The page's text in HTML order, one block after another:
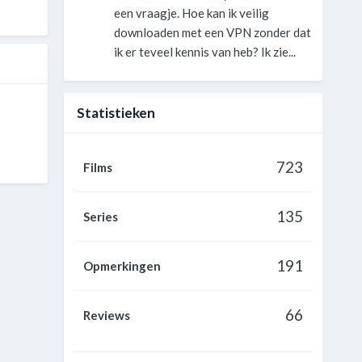
een vraagje. Hoe kan ik veilig
downloaden met een VPN zonder dat
ik er teveel kennis van heb? Ik zie...
Statistieken
Films 723
Series 135
Opmerkingen 191
Reviews 66